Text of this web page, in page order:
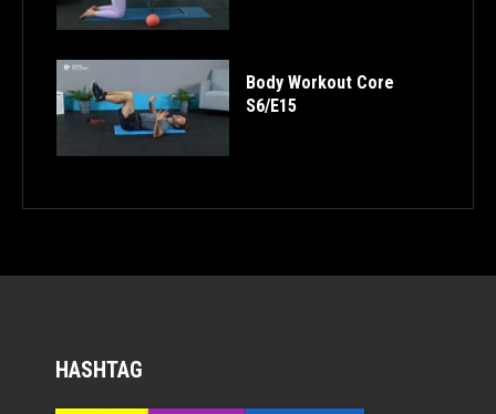
Body Workout Core
S6/E15
HASHTAG